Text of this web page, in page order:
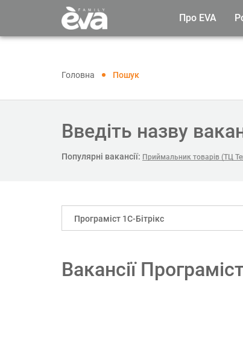
Про EVA
Головна Пошук
Введіть назву
Популярні вакансії: Приймальник товарів (ТЦ
Програміст 1С-Бітрікс
Вакансії